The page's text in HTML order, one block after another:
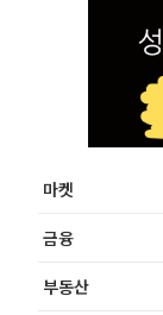
마켓
금융
부동산